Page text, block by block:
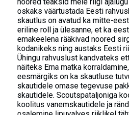
oskaks väärtustada Eesti
skautlus on avatud ka mitte-
eriline roll ja ülesanne, et ka
emakeelena rääkivad noored
kodanikeks ning austaks Eesti
Ühingu rahvuslust kandvateks
näiteks Erna matka
eesmärgiks on ka skautluse
skautidele omase tegevuse
skautidele. Scoutspataljoniga
koolitus vanemskautidele ja